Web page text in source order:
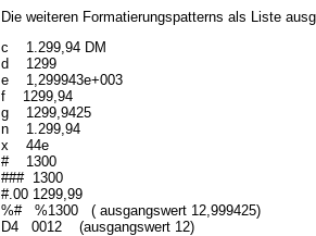
Die weiteren Formatierungspatterns als Liste
c 1.299,94 DM
d 1299
e 1,299943e+003
f 1299,94
g 1299,9425
n 1.299,94
x 44e
# 1300
### 1300
#.00 1299,99
%# %1300 ( ausgangswert 12,999425)
D4 0012 (ausgangswert 12)